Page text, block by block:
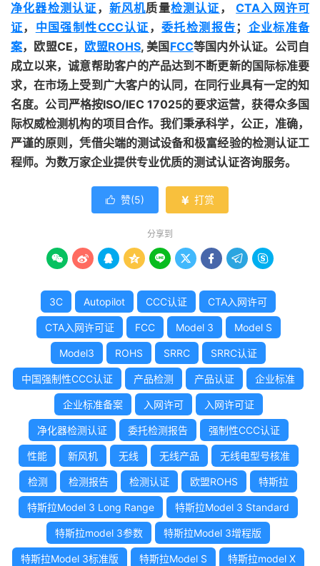
净化器检测认证 ， 新风机质量检测认证 ，CTA入网许可
证， 中国强制性CCC认证 ，委托检测报告 ； 企业标准备
案，欧盟CE， 欧盟ROHS, 美国 FCC等国内外认证。公司自
成立以来，诚意帮助客户的产品达到不断更新的国际标准要
求，在市场上受到广大客户的认同，在同行业具有一定的知
名度。公司严格按ISO/IEC 17025的要求运营，获得众多国
际权威检测机构的项目合作。我们秉承科学，公正，准确，
严谨的原则，凭借尖端的测试设备和极富经验的检测认证工
程师。为数万家企业提供专业优质的测试认证咨询服务。
 赞(5)  打赏
分享到
        
3C Autopilot CCC认证 CTA入网许可
CTA入网许可证 FCC Model 3 Model S
Model3 ROHS SRRC SRRC认证
中国强制性CCC认证 产品检测 产品认证 企业标准
企业标准备案 入网许可 入网许可证
净化器检测认证 委托检测报告 强制性CCC认证
性能 新风机 无线 无线产品 无线电型号核准
检测 检测报告 检测认证 欧盟ROHS 特斯拉
特斯拉Model 3 Long Range 特斯拉Model 3 Standard
特斯拉model 3参数 特斯拉Model 3增程版
特斯拉Model 3标准版 特斯拉Model S 特斯拉model X